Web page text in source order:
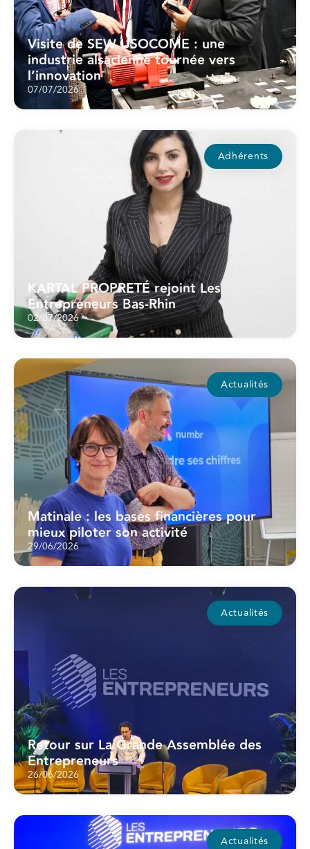
Visite de SEW USOCOME : une
industrie alsacienne tournée vers
l’innovation
07/07/2026
Adhérents
KARTAL PROPRETÉ rejoint Les
Entrepreneurs Bas-Rhin
02/07/2026
Actualités
Matinale : les bases financières pour
mieux piloter son activité
29/06/2026
Actualités
Retour sur La Grande Assemblée des
Entrepreneurs
26/06/2026
Actualités